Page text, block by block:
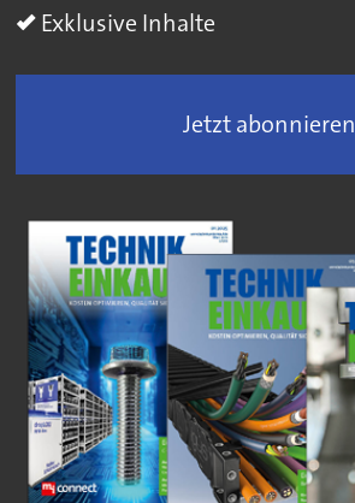
Exklusive Inhalte
Jetzt abonnieren